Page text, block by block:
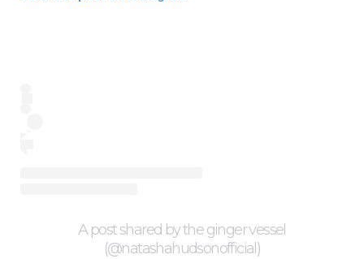
A post shared by the ginger vessel
(@natashahudsonofficial)